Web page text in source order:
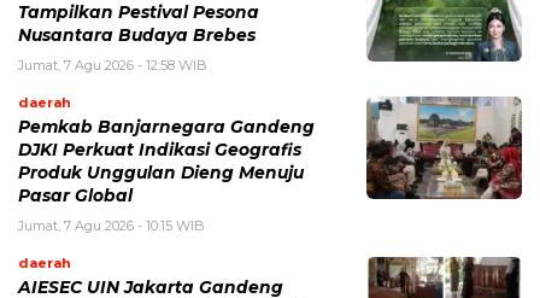
Tampilkan Pestival Pesona
Nusantara Budaya Brebes
Jumat, 7 Agu 2026 - 12:58 WIB
daerah
Pemkab Banjarnegara Gandeng
DJKI Perkuat Indikasi Geografis
Produk Unggulan Dieng Menuju
Pasar Global
Jumat, 7 Agu 2026 - 10:15 WIB
daerah
AIESEC UIN Jakarta Gandeng